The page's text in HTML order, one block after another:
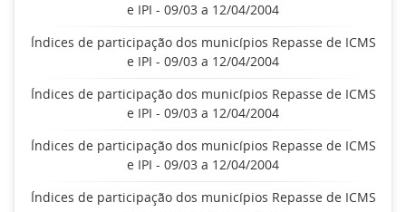
e IPI - 09/03 a 12/04/2004
Índices de participação dos municípios Repasse de ICMS
e IPI - 09/03 a 12/04/2004
Índices de participação dos municípios Repasse de ICMS
e IPI - 09/03 a 12/04/2004
Índices de participação dos municípios Repasse de ICMS
e IPI - 09/03 a 12/04/2004
Índices de participação dos municípios Repasse de ICMS